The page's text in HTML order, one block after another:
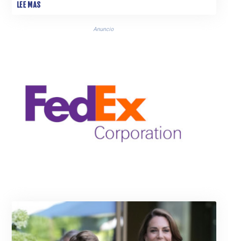
ecuatoriano, declarado reserva mundial de la biosfera.
LEE MAS
Anuncio